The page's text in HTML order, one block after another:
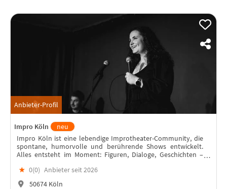
Anbieter-Profil
Impro Köln
neu
Impro Köln ist eine lebendige Improtheater-Community, die
spontane, humorvolle und berührende Shows entwickelt.
Alles entsteht im Moment: Figuren, Dialoge, Geschichten –
★ 0(0) Anbieter seit 2026
50674 Köln